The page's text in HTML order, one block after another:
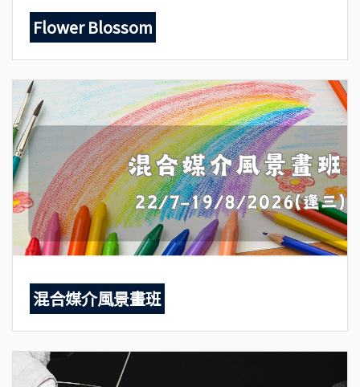
Flower Blossom
混合媒介風景畫班